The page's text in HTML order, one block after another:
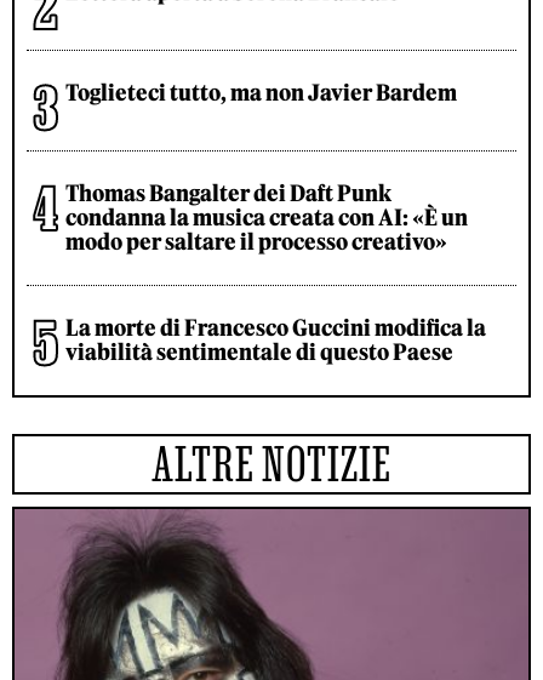
Toglieteci tutto, ma non Javier Bardem
Thomas Bangalter dei Daft Punk
condanna la musica creata con AI: «È un
modo per saltare il processo creativo»
La morte di Francesco Guccini modifica la
viabilità sentimentale di questo Paese
ALTRE NOTIZIE